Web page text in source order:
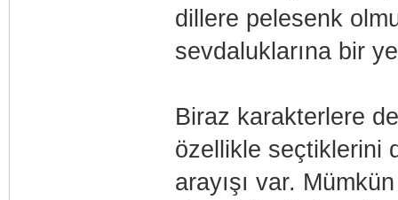
dillere pelesenk
sevdaluklarına bir
Biraz karakterlere
özellikle seçtiklerini
arayışı var.